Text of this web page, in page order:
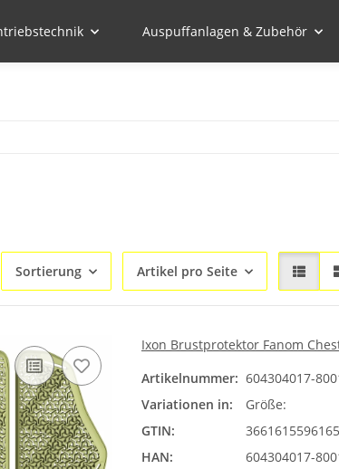
Auspuffanlagen & Zubehör
Sortierung Artikel pro Seite
Ixon Brustprotektor Fanom
Artikelnummer: 604304017-
Variationen in:
Größe:
GTIN:
3661615596165
HAN:
604304017-